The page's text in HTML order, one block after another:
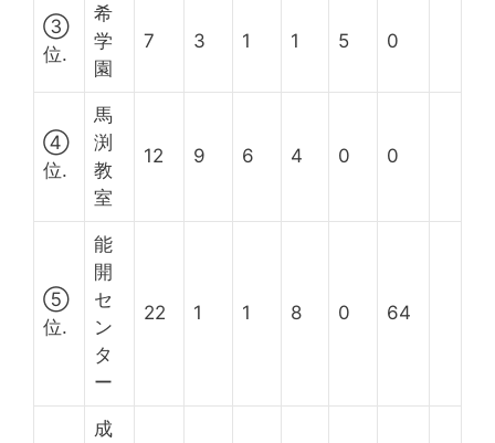
③
位.
希
学
園
7 3 1 1 5 0
④
位.
馬
渕
教
室
12 9 6 4 0 0
⑤
位.
能
開
セ
ン
タ
ー
22 1 1 8 0 64
成